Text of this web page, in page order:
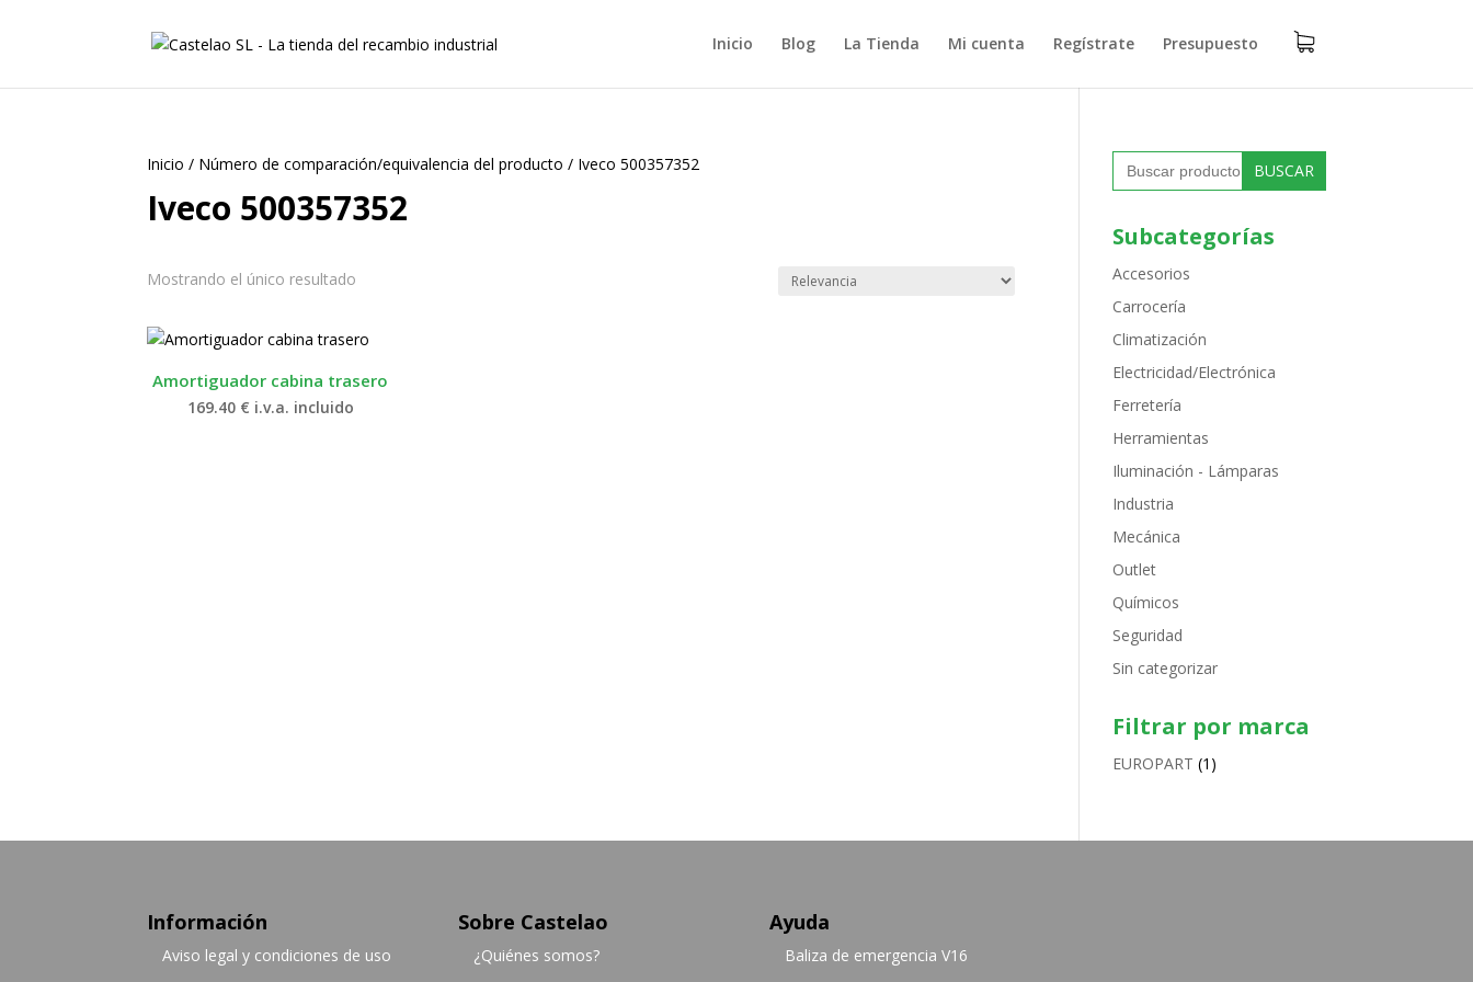
Inicio Blog La Tienda Mi cuenta Regístrate Presupuesto
Inicio / Número de comparación/equivalencia del producto / Iveco 500357352
Iveco 500357352
Mostrando el único resultado
Amortiguador cabina trasero
169.40 € i.v.a. incluido
Buscar:
Subcategorías
Accesorios
Carrocería
Climatización
Electricidad/Electrónica
Ferretería
Herramientas
Iluminación - Lámparas
Industria
Mecánica
Outlet
Químicos
Seguridad
Sin categorizar
Filtrar por marca
EUROPART (1)
Información
Aviso legal y condiciones de uso
Sobre Castelao
¿Quiénes somos?
Ayuda
Baliza de emergencia V16